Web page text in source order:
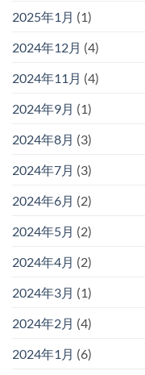
2025年1月 (1)
2024年12月 (4)
2024年11月 (4)
2024年9月 (1)
2024年8月 (3)
2024年7月 (3)
2024年6月 (2)
2024年5月 (2)
2024年4月 (2)
2024年3月 (1)
2024年2月 (4)
2024年1月 (6)